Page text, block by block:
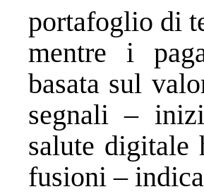
portafoglio di
mentre i
basata sul
segnali –
salute digitale
fusioni –